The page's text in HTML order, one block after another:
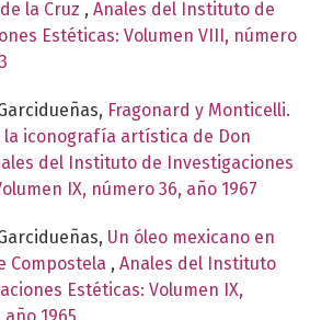
la Cruz , Anales del Instituto de
Estéticas: Volumen VIII, número
Fragonard y Monticelli.
la iconografía artística de Don
del Instituto de Investigaciones
IX, número 36, año 1967
Un óleo mexicano en
Compostela , Anales del Instituto
Estéticas: Volumen IX,
1965